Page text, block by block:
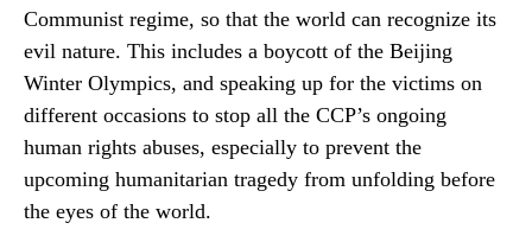
Communist regime, so that the world can recognize its
evil nature. This includes a boycott of the Beijing
Winter Olympics, and speaking up for the victims on
different occasions to stop all the CCP’s ongoing
human rights abuses, especially to prevent the
upcoming humanitarian tragedy from unfolding before
the eyes of the world.